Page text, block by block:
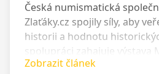
Česká numismatická
Zlaťáky.cz spojily síly, aby
historii a hodnotu
spolupráci zahajuje výstava
která potrvá od 6. do 24.
Zobrazit článek